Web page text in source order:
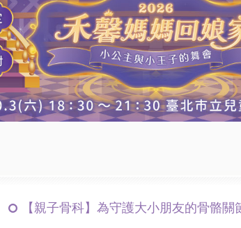
【親子骨科】為守護大小朋友的骨骼關